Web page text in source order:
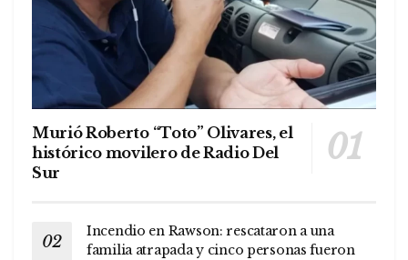
Murió Roberto “Toto” Olivares, el
histórico movilero de Radio Del
Sur
Incendio en Rawson: rescataron a una
familia atrapada y cinco personas fueron